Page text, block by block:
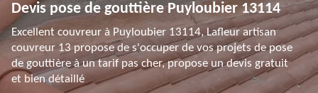
Devis pose de gouttière Puyloubier 13114
Excellent couvreur à Puyloubier 13114, Lafleur artisan
couvreur 13 propose de s'occuper de vos projets de pose
de gouttière à un tarif pas cher, propose un devis gratuit
et bien détaillé